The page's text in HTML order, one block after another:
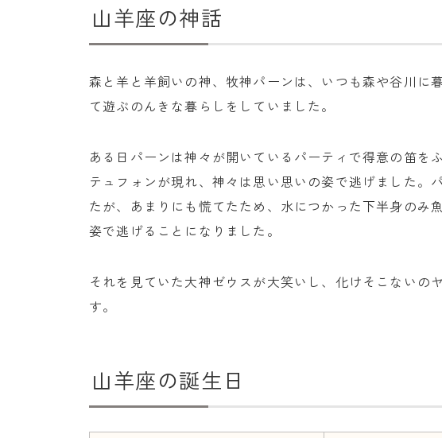
山羊座の神話
森と羊と羊飼いの神、牧神パーンは、いつも森や谷川に
て遊ぶのんきな暮らしをしていました。
ある日パーンは神々が開いているパーティで得意の笛を
テュフォンが現れ、神々は思い思いの姿で逃げました。
たが、あまりにも慌てたため、水につかった下半身のみ
姿で逃げることになりました。
それを見ていた大神ゼウスが大笑いし、化けそこないの
す。
山羊座の誕生日